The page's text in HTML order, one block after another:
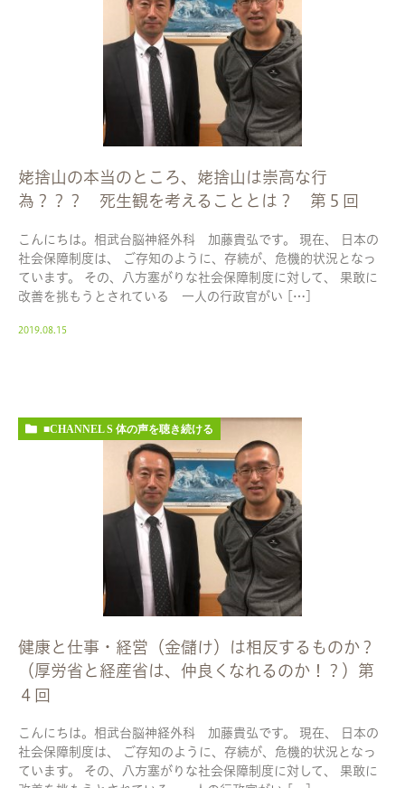
姥捨山の本当のところ、姥捨山は崇高な行
為？？？ 死生観を考えることとは？ 第５回
こんにちは。相武台脳神経外科 加藤貴弘です。 現在、 日本の
社会保障制度は、 ご存知のように、存続が、危機的状況となっ
ています。 その、八方塞がりな社会保障制度に対して、 果敢に
改善を挑もうとされている 一人の行政官がい […]
2019.08.15
■CHANNEL S 体の声を聴き続ける
健康と仕事・経営（金儲け）は相反するものか？
（厚労省と経産省は、仲良くなれるのか！？）第
４回
こんにちは。相武台脳神経外科 加藤貴弘です。 現在、 日本の
社会保障制度は、 ご存知のように、存続が、危機的状況となっ
ています。 その、八方塞がりな社会保障制度に対して、 果敢に